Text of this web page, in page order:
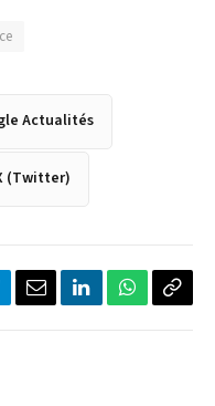
Actualités
(Twitter)
EmailLinkedInWhatsApp